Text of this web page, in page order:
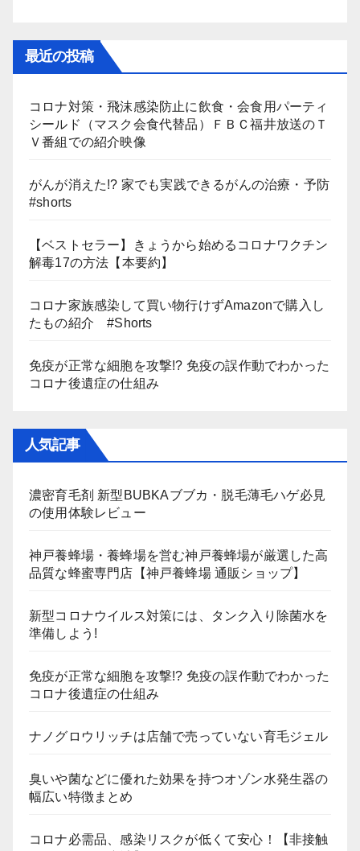
最近の投稿
コロナ対策・飛沫感染防止に飲食・会食用パーティ
シールド（マスク会食代替品）ＦＢＣ福井放送のＴ
Ｖ番組での紹介映像
がんが消えた!? 家でも実践できるがんの治療・予防
#shorts
【ベストセラー】きょうから始めるコロナワクチン
解毒17の方法【本要約】
コロナ家族感染して買い物行けずAmazonで購入し
たもの紹介 #Shorts
免疫が正常な細胞を攻撃!? 免疫の誤作動でわかった
コロナ後遺症の仕組み
人気記事
濃密育毛剤 新型BUBKAブブカ・脱毛薄毛ハゲ必見
の使用体験レビュー
神戸養蜂場・養蜂場を営む神戸養蜂場が厳選した高
品質な蜂蜜専門店【神戸養蜂場 通販ショップ】
新型コロナウイルス対策には、タンク入り除菌水を
準備しよう!
免疫が正常な細胞を攻撃!? 免疫の誤作動でわかった
コロナ後遺症の仕組み
ナノグロウリッチは店舗で売っていない育毛ジェル
臭いや菌などに優れた効果を持つオゾン水発生器の
幅広い特徴まとめ
コロナ必需品、感染リスクが低くて安心！【非接触